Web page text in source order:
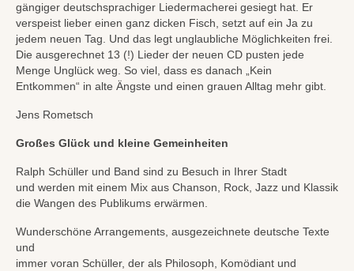
gängiger deutschsprachiger Liedermacherei gesiegt hat. Er
verspeist lieber einen ganz dicken Fisch, setzt auf ein Ja zu
jedem neuen Tag. Und das legt unglaubliche Möglichkeiten frei.
Die ausgerechnet 13 (!) Lieder der neuen CD pusten jede
Menge Unglück weg. So viel, dass es danach „Kein
Entkommen“ in alte Ängste und einen grauen Alltag mehr gibt.
Jens Rometsch
Großes Glück und kleine Gemeinheiten
Ralph Schüller und Band sind zu Besuch in Ihrer Stadt
und werden mit einem Mix aus Chanson, Rock, Jazz und Klassik
die Wangen des Publikums erwärmen.
Wunderschöne Arrangements, ausgezeichnete deutsche Texte
und
immer voran Schüller, der als Philosoph, Komödiant und